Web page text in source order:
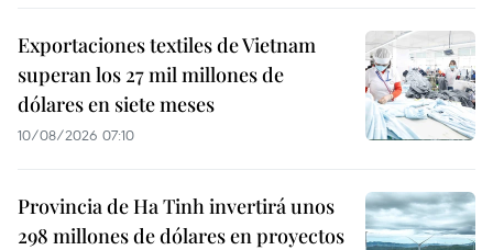
Exportaciones textiles de Vietnam
superan los 27 mil millones de
dólares en siete meses
10/08/2026 07:10
Provincia de Ha Tinh invertirá unos
298 millones de dólares en proyectos